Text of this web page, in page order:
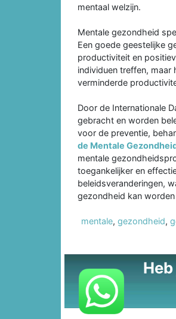
mentaal welzijn.
Mentale gezondheid
Een goede geestelijke
productiviteit en
individuen treffen,
verminderde
Door de Internationale
gebracht en worden
voor de preventie,
de Mentale
mentale
toegankelijker en
beleidsveranderingen,
gezondheid kan
mentale, gezondheid,